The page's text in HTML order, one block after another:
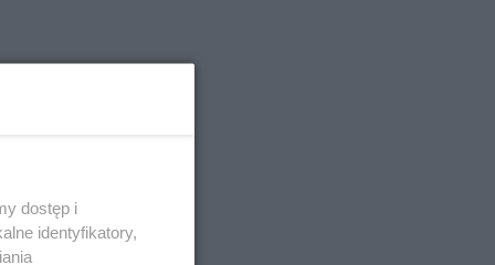
dostęp i
identyfikatory,